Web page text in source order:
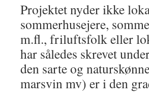
Projektet nyder ikke
sommerhusejere,
m.fl., friluftsfolk eller
har således skrevet
den sarte og
marsvin mv) er i den